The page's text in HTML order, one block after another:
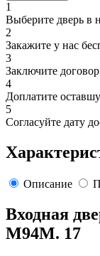
1
Выберите дверь в
2
Закажите у нас
3
Заключите
4
Доплатите
5
Согласуйте дату
Описание
Входная
M94M. 17